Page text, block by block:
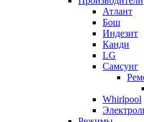
Атлант
Бош
Индезит
Канди
LG
Самсунг
Whirlpool